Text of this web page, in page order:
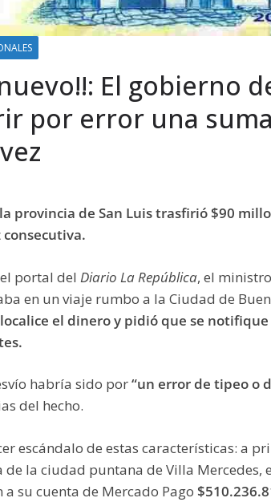
El gobierno
por error una
provincia de San Luistrasfirió $90
portal del Diario La República, el
en un viaje rumbo a la Ciudad de
el dinero y pidió que se
habría sido por“un error de tipeo o
del hecho.
escándalo de estas características: a
de la ciudad puntana de Villa Mercedes,
su cuenta de Mercado Pago